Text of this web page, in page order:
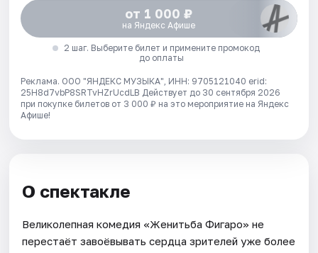
от 1 000 ₽
на Яндекс Афише
2 шаг. Выберите билет и примените промокод
до оплаты
Реклама. ООО "ЯНДЕКС МУЗЫКА", ИНН: 9705121040 erid:
25H8d7vbP8SRTvHZrUcdLB Действует до 30 сентября 2026
при покупке билетов от 3 000 ₽ на это мероприятие на Яндекс
Афише!
О спектакле
Великолепная комедия «Женитьба Фигаро» не
перестаёт завоёвывать сердца зрителей уже более